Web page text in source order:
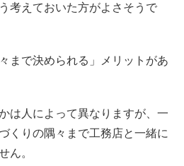
考えておいた方がよさそうで
まで決められる」メリットがあ
は人によって異なりますが、一
くりの隅々まで工務店と一緒に
ん。